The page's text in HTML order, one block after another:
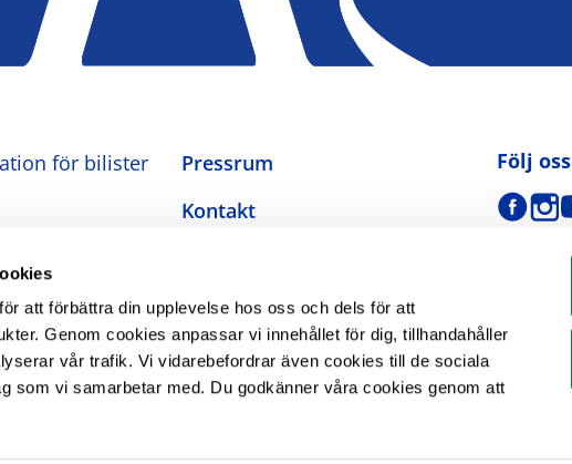
att förbättra din upplevelse hos oss och dels för att
Genom cookies anpassar vi innehållet för dig, tillhandahåller
vår trafik. Vi vidarebefordrar även cookies till de sociala
som vi samarbetar med. Du godkänner våra cookies genom att
för bilister
Pressrum
Kontakt
Integritetspolicy
Inställningar för cookies
Tillgänglighetsredogörelse
Följ oss